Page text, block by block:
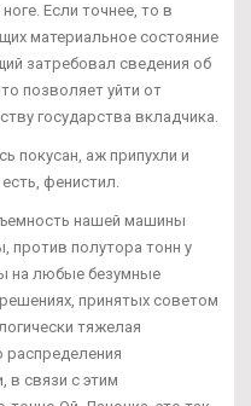
Если точнее, то в
материальное состояние
затребовал сведения об
позволяет уйти от
государства вкладчика.
покусан, аж припухли и
фенистил.
нашей машины
против полутора тонн у
на любые безумные
принятых советом
тяжелая
распределения
в связи с этим